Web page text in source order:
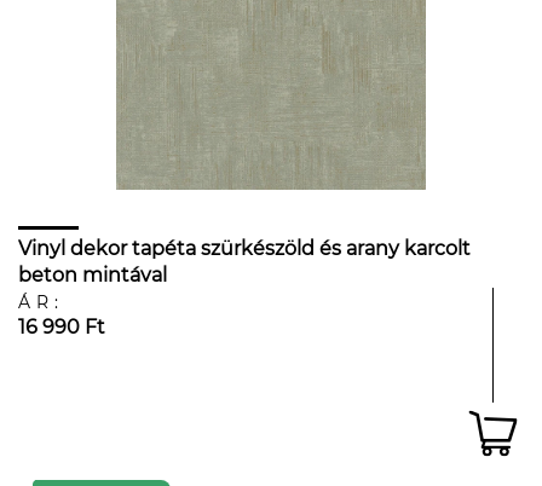
Vinyl dekor tapéta szürkészöld és arany karcolt
beton mintával
ÁR:
16 990 Ft